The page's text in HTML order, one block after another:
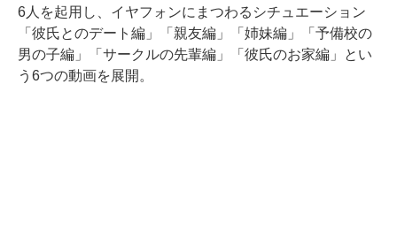
6人を起用し、イヤフォンにまつわるシチュエーション
「彼氏とのデート編」「親友編」「姉妹編」「予備校の
男の子編」「サークルの先輩編」「彼氏のお家編」とい
う6つの動画を展開。